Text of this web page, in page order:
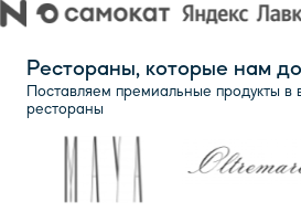
Рестораны, которые нам
Поставляем премиальные продукты в
рестораны